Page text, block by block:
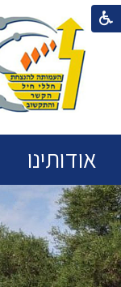
אודותינו